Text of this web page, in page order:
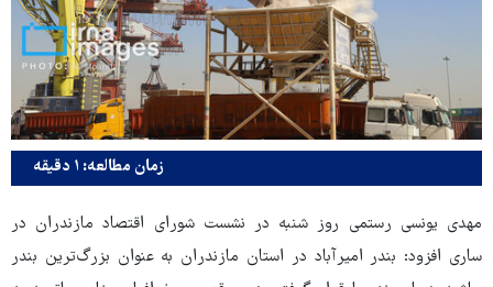
زمان مطالعه: ۱ دقیقه
مهدی یونسی رستمی روز شنبه در نشست شورای اقتصاد مازندران در
ساری افزود: بندر امیرآباد در استان مازندران به عنوان بزرگ‌ترین بندر